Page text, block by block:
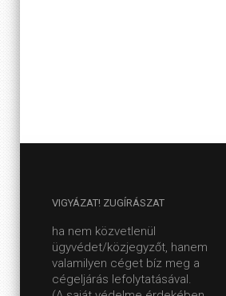
VIGYÁZAT! ZUGÍRÁSZAT
ha nem közvetlenül
ügyvédet/közjegyzőt, hanem
valamilyen céget bíz meg a
cégeljárás lefolytatásával.